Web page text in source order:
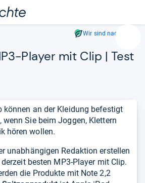
Geben
ein.
und
lassen
Wir sind nachhaltig
​Player mit Clip | Test
können an der Kleidung befestigt
Sie beim Joggen, Klettern
hören wollen.
unabhängigen Redaktion erstellen
besten MP3-Player mit Clip.
die Produkte mit Note 2,2